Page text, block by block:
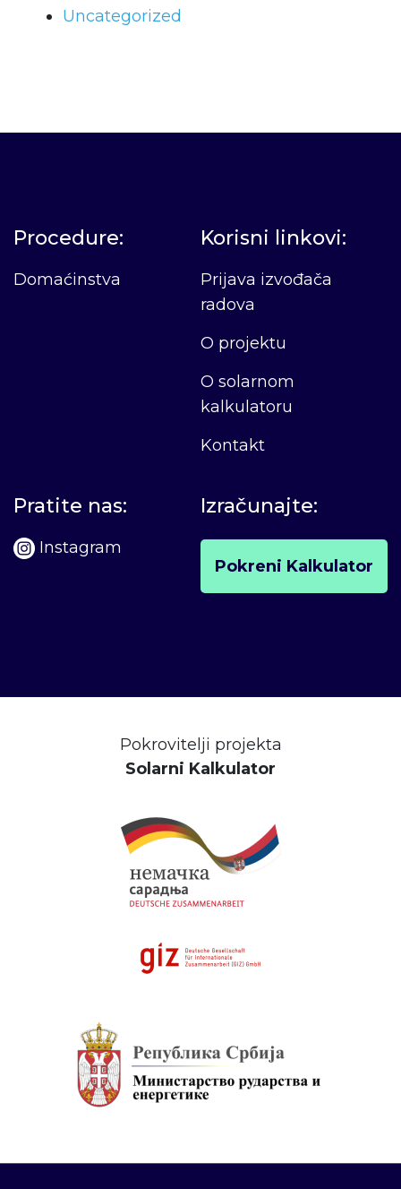
Uncategorized
Procedure:
Domaćinstva
Korisni linkovi:
Prijava izvođača
radova
O projektu
O solarnom
kalkulatoru
Kontakt
Pratite nas:
Instagram
Izračunajte:
Pokreni Kalkulator
Pokrovitelji projekta
Solarni Kalkulator